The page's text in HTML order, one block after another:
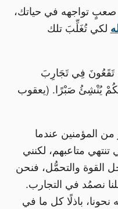
تواجهه في حياتك،
لكي تُغَلِّبَ تلك
تَقَعُونَ فِي تَجَارِبَ
يُنْشِئُ صَبْرًا. (يعقوب
من المؤمنين عندما
تنتهي متاعبهم، لكنني
القوة والتحمُّل، فنحن
نصمُد في التجارب.
باذلًا كل ما في